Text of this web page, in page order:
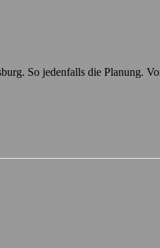
So jedenfalls die Planung.